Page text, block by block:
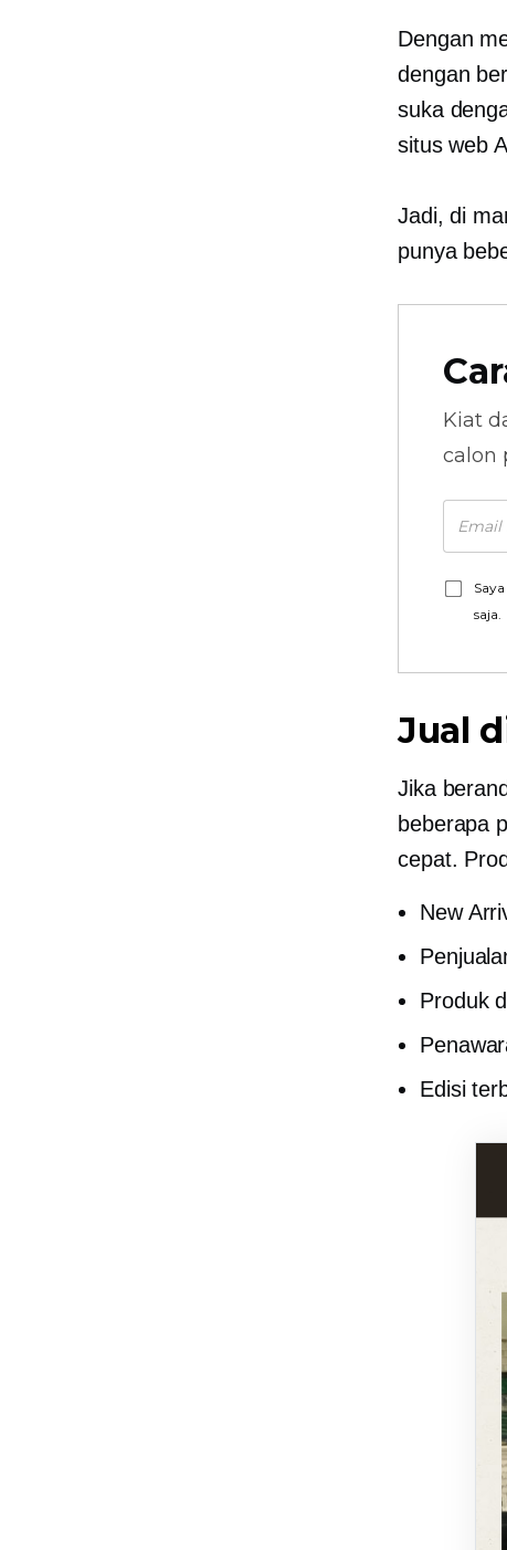
Dengan
dengan
suka
situs web
Jadi, di
punya
Kiat
calon
saja.
Jual
Jika
beberapa
cepat.
New
Produk
Edisi